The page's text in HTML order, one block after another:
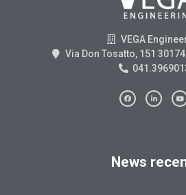
VEGA
Via Don Tosatto, 151
News